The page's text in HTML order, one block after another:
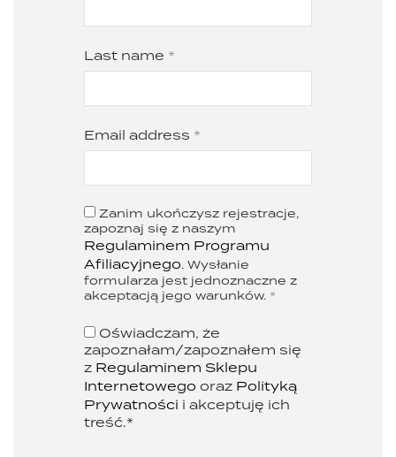
Last name *
Email address *
Zanim ukończysz rejestracje,
zapoznaj się z naszym
Regulaminem Programu
Afiliacyjnego. Wysłanie
formularza jest jednoznaczne z
akceptacją jego warunków. *
Oświadczam, że
zapoznałam/zapoznałem się
z Regulaminem Sklepu
Internetowego oraz Polityką
Prywatności i akceptuję ich
treść.*